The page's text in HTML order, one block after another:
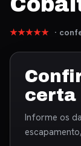
★★★★★ ·
certa
Informe os